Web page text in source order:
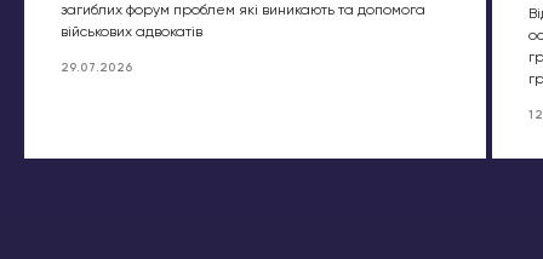
загиблих форум проблем які виникають та допомога
військових адвокатів
29.07.2026